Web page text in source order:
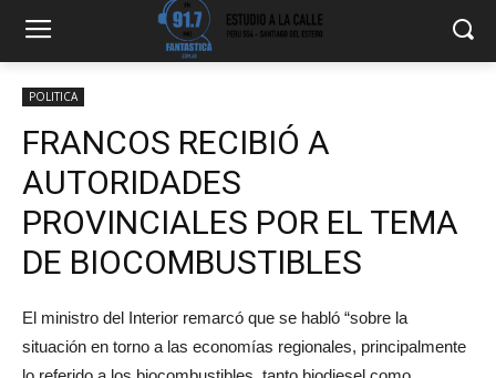
POLITICA
FRANCOS RECIBIÓ A
AUTORIDADES
PROVINCIALES POR EL TEMA
DE BIOCOMBUSTIBLES
El ministro del Interior remarcó que se habló “sobre la
situación en torno a las economías regionales, principalmente